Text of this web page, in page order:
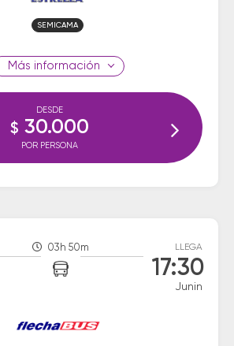
SEMICAMA
información
DESDE
$ 30.000
POR PERSONA
03h 50m LLEGA
17:30
Junin